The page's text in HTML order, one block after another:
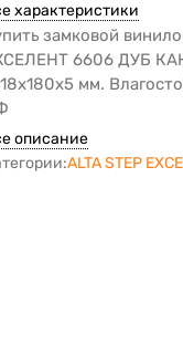
характеристики
замковой
6606 ДУБ
мм.
описание
ALTA STEP